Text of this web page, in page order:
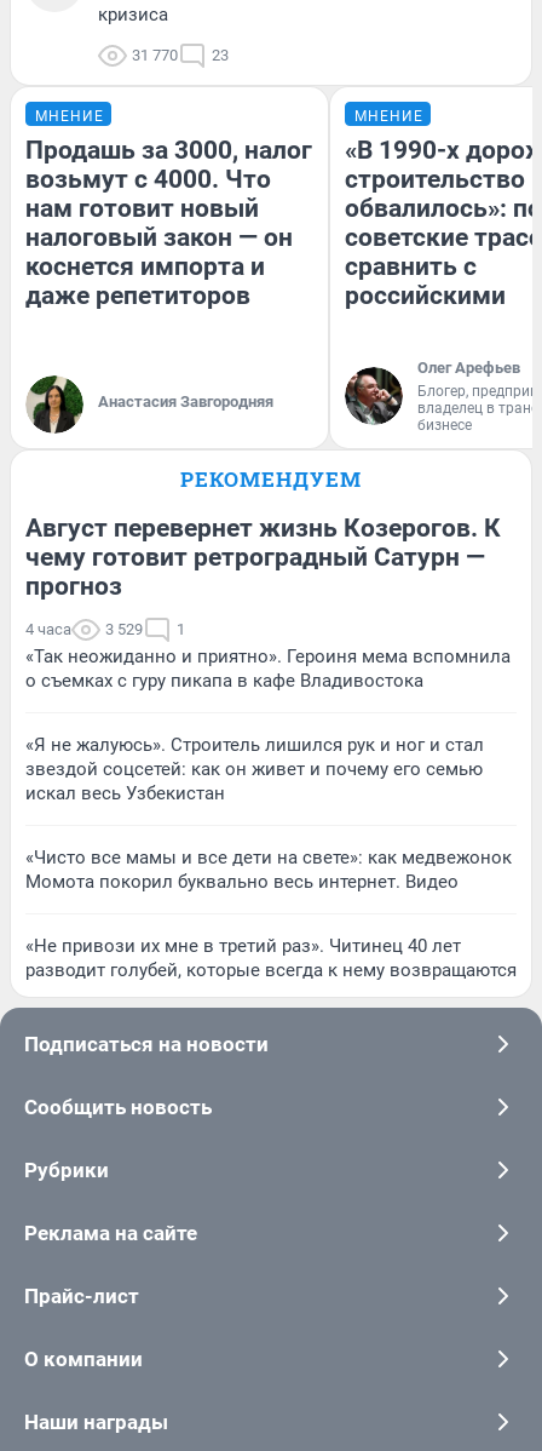
кризиса
31 770 23
МНЕНИЕ
Продашь за 3000, налог
возьмут с 4000. Что
нам готовит новый
налоговый закон — он
коснется импорта и
даже репетиторов
Анастасия Завгородняя
МНЕНИЕ
«В 1990-х
строительство
обвалилось»:
советские
сравнить с
российскими
Олег Арефьев
Блогер,
владелец в
бизнесе
РЕКОМЕНДУЕМ
Август перевернет жизнь Козерогов. К
чему готовит ретроградный Сатурн —
прогноз
4 часа 3 529 1
«Так неожиданно и приятно». Героиня мема вспомнила
о съемках с гуру пикапа в кафе Владивостока
«Я не жалуюсь». Строитель лишился рук и ног и стал
звездой соцсетей: как он живет и почему его семью
искал весь Узбекистан
«Чисто все мамы и все дети на свете»: как медвежонок
Момота покорил буквально весь интернет. Видео
«Не привози их мне в третий раз». Читинец 40 лет
разводит голубей, которые всегда к нему возвращаются
Подписаться на новости
Сообщить новость
Рубрики
Реклама на сайте
Прайс-лист
О компании
Наши награды